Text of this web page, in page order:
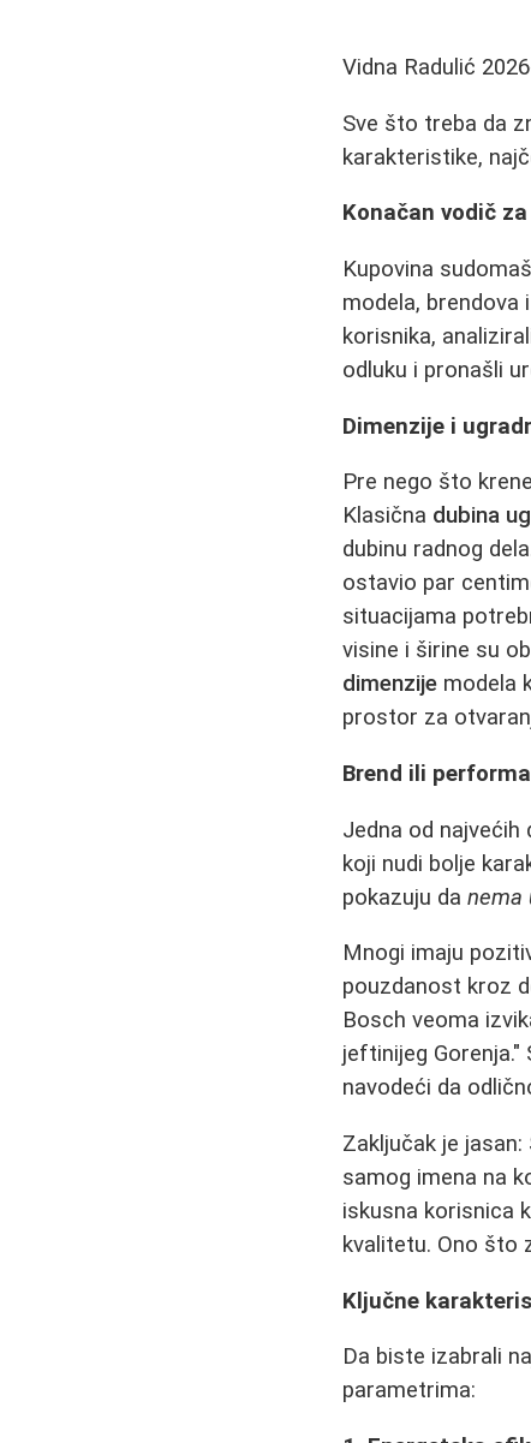
Vidna Radulić
Sve što treba da
karakteristike,
Konačan vodič
Kupovina
modela, brendova
korisnika,
odluku i pronašli
Dimenzije i
Pre nego što
Klasična dubina
dubinu radnog
ostavio par
situacijama
visine i širine su
dimenzije modela
prostor za
Brend ili
Jedna od najvećih
koji nudi bolje
pokazuju danema
Mnogi imaju
pouzdanost kroz
Bosch veoma
jeftinijeg
navodeći da
Zaključak je jasan:
samog imena na
iskusna korisnica
kvalitetu. Ono što
Ključne
Da biste izabrali
parametrima: